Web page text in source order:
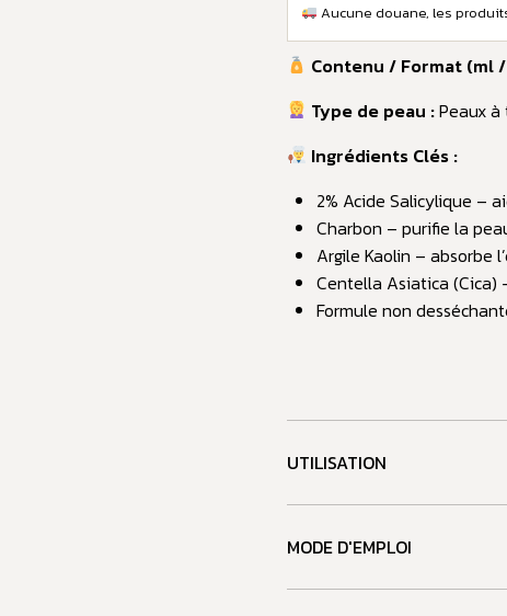
Aucune douane, les
Contenu / Format (ml
Type de peau :Peaux
Ingrédients Clés :
2% Acide Salicylique –
Charbon – purifie la
Argile Kaolin – absorbe
Centella Asiatica (Cica)
Formule non
UTILISATION
MODE D'EMPLOI